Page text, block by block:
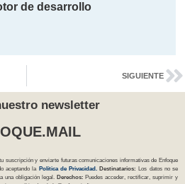
de desarrollo
SIGUIENTE
newsletter
suscripción y enviarte futuras comunicaciones informativas de Enfoque
aceptando la Política de Privacidad Destinatarios:
Los datos no se
una obligación legal.
Derechos: Puedes acceder, rectificar, suprimir y